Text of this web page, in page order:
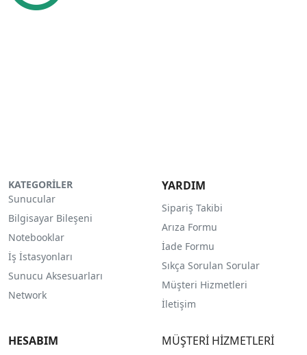
KATEGORİLER
Sunucular
Bilgisayar Bileşeni
Notebooklar
İş İstasyonları
Sunucu Aksesuarları
Network
YARDIM
Sipariş Takibi
Arıza Formu
İade Formu
Sıkça Sorulan Sorular
Müşteri Hizmetleri
İletişim
HESABIM MÜŞTERİ HİZMETLERİ